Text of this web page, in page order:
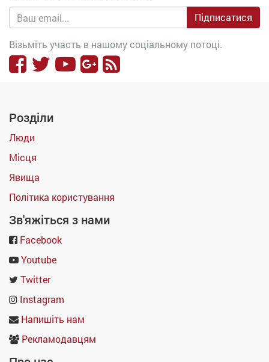
Підписатися
Візьміть участь в нашому соціальному потоці.
Розділи
Люди
Місця
Явища
Політика користування
Зв'яжіться з нами
Facebook
Youtube
Twitter
Instagram
Напишіть нам
Рекламодавцям